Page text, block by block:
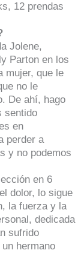
12 prendas
Jolene,
Parton en los
mujer, que le
no le
De ahí, hago
sentido
en
perder a
y no podemos
en 6
dolor, lo sigue
la fuerza y la
dedicada
sufrido
hermano